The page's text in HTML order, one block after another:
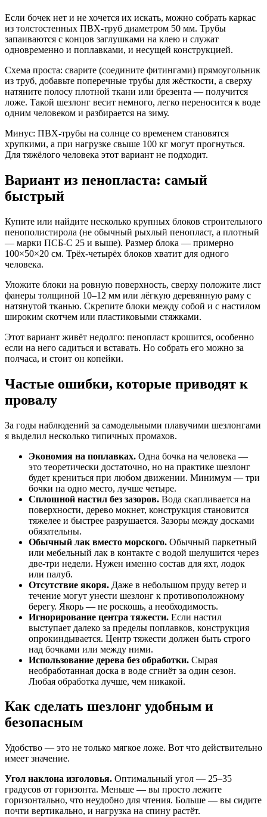
Если бочек нет и не хочется их искать, можно собрать каркас
из толстостенных ПВХ-труб диаметром 50 мм. Трубы
запаиваются с концов заглушками на клею и служат
одновременно и поплавками, и несущей конструкцией.
Схема проста: сварите (соедините фитингами) прямоугольник
из труб, добавьте поперечные трубы для жёсткости, а сверху
натяните полосу плотной ткани или брезента — получится
ложе. Такой шезлонг весит немного, легко переносится к воде
одним человеком и разбирается на зиму.
Минус: ПВХ-трубы на солнце со временем становятся
хрупкими, а при нагрузке свыше 100 кг могут прогнуться.
Для тяжёлого человека этот вариант не подходит.
Вариант из пенопласта: самый
быстрый
Купите или найдите несколько крупных блоков строительного
пенополистирола (не обычный рыхлый пенопласт, а плотный
— марки ПСБ-С 25 и выше). Размер блока — примерно
100×50×20 см. Трёх-четырёх блоков хватит для одного
человека.
Уложите блоки на ровную поверхность, сверху положите лист
фанеры толщиной 10–12 мм или лёгкую деревянную раму с
натянутой тканью. Скрепите блоки между собой и с настилом
широким скотчем или пластиковыми стяжками.
Этот вариант живёт недолго: пенопласт крошится, особенно
если на него садиться и вставать. Но собрать его можно за
полчаса, и стоит он копейки.
Частые ошибки, которые приводят к
провалу
За годы наблюдений за самодельными плавучими шезлонгами
я выделил несколько типичных промахов.
Экономия на поплавках. Одна бочка на человека —
это теоретически достаточно, но на практике шезлонг
будет крениться при любом движении. Минимум — три
бочки на одно место, лучше четыре.
Сплошной настил без зазоров. Вода скапливается на
поверхности, дерево мокнет, конструкция становится
тяжелее и быстрее разрушается. Зазоры между досками
обязательны.
Обычный лак вместо морского. Обычный паркетный
или мебельный лак в контакте с водой шелушится через
две-три недели. Нужен именно состав для яхт, лодок
или палуб.
Отсутствие якоря. Даже в небольшом пруду ветер и
течение могут унести шезлонг к противоположному
берегу. Якорь — не роскошь, а необходимость.
Игнорирование центра тяжести. Если настил
выступает далеко за пределы поплавков, конструкция
опрокиндывается. Центр тяжести должен быть строго
над бочками или между ними.
Использование дерева без обработки. Сырая
необработанная доска в воде сгниёт за один сезон.
Любая обработка лучше, чем никакой.
Как сделать шезлонг удобным и
безопасным
Удобство — это не только мягкое ложе. Вот что действительно
имеет значение.
Угол наклона изголовья. Оптимальный угол — 25–35
градусов от горизонта. Меньше — вы просто лежите
горизонтально, что неудобно для чтения. Больше — вы сидите
почти вертикально, и нагрузка на спину растёт.